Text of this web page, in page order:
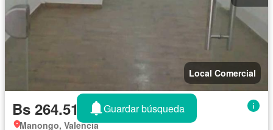
Local Comercial
Bs 264.517/mes
Manongo, Valencia
Guardar búsqueda